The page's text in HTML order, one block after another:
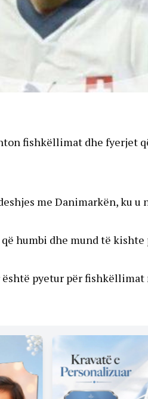
fishkëllimat dhe fyerjet
me Danimarkën, ku u
humbi dhe mund të kishte
është pyetur për